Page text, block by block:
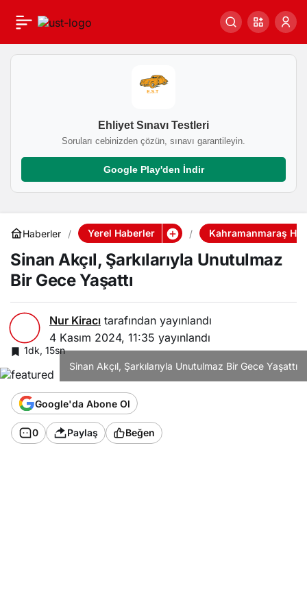
Ehliyet Sınavı Testleri
Soruları cebinizden çözün, sınavı garantileyin.
Google Play'den İndir
Haberler Yerel Haberler Kahramanmaraş
Sinan Akçıl, Şarkılarıyla Unutulmaz
Bir Gece Yaşattı
Nur Kiracı tarafından yayınlandı
4 Kasım 2024, 11:35 yayınlandı
1dk, 15sn
Sinan Akçıl, Şarkılarıyla Unutulmaz Bir Gece Yaşattı
Google'da Abone Ol
0 Paylaş Beğen
Sinan Akçıl, Şarkılarıyla
Unutulmaz Bir Gece
0 Paylaş